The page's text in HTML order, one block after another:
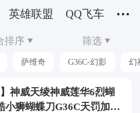
英雄联盟 QQ飞车 逆战
排序 筛选
萨维奇 G36C-幻影 幻
】神威天绫神威莲华6烈蝴
小狮蝴蝶刀G36C天罚加利